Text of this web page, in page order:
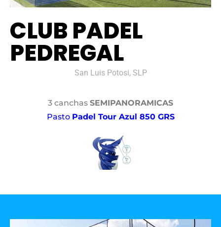
CLUB PADEL
PEDREGAL
San Luis Potosi, SLP
3 canchas SEMIPANORAMICAS
Pasto Padel Tour Azul 850 GRS